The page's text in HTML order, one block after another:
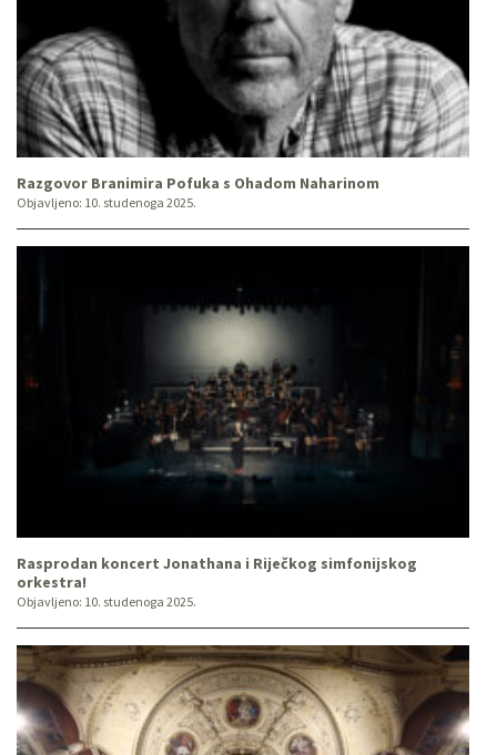
Razgovor Branimira Pofuka s Ohadom Naharinom
Objavljeno: 10. studenoga 2025.
Rasprodan koncert Jonathana i Riječkog simfonijskog
orkestra!
Objavljeno: 10. studenoga 2025.